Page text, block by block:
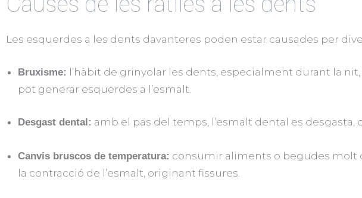
Les esquerdes a les dents davanteres poden estar causades per
Bruxisme:
l’hàbit de grinyolar les dents, especialment durant la
pot generar esquerdes a l’esmalt.
Desgast dental: amb el pas del temps, l’esmalt dental es
Canvis bruscos de temperatura: consumir aliments o begudes molt
la contracció de l’esmalt, originant fissures.